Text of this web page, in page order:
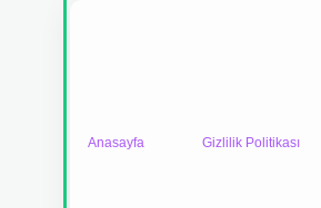
Anasayfa Gizlilik Politikası